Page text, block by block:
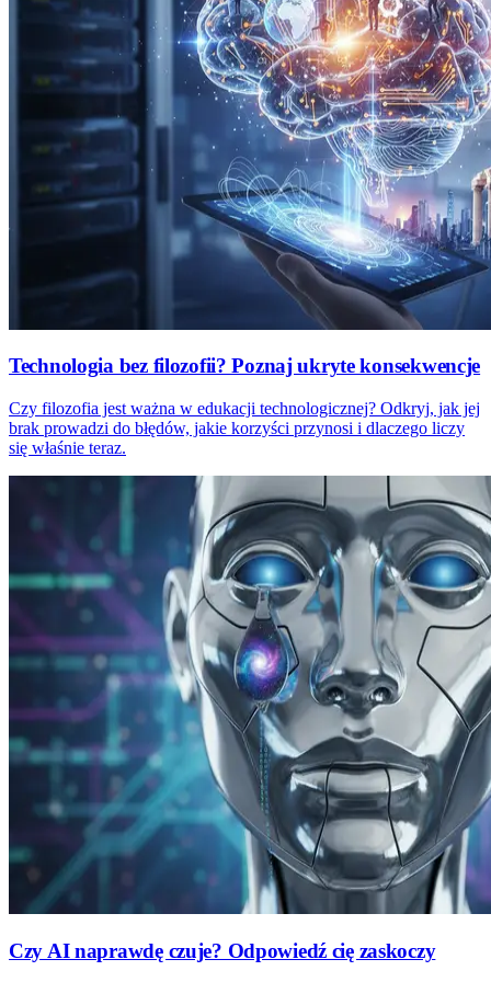
Technologia bez filozofii? Poznaj ukryte konsekwencje
Czy filozofia jest ważna w edukacji technologicznej? Odkryj, jak jej
brak prowadzi do błędów, jakie korzyści przynosi i dlaczego liczy
się właśnie teraz.
Czy AI naprawdę czuje? Odpowiedź cię zaskoczy